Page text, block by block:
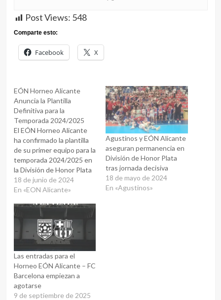
Post Views: 548
Comparte esto:
Facebook X
EÓN Horneo Alicante
Anuncia la Plantilla
Definitiva para la
Temporada 2024/2025
El EÓN Horneo Alicante
ha confirmado la plantilla
de su primer equipo para la
temporada 2024/2025 en
la División de Honor Plata
Masculina. El equipo da la
bienvenida a nuevos
Dimitrievski, Ander
Torriko, James Parker,
Santiago Baronetto,
Agustín Forlino, Josu
Arzoz, Alejandro
Fernández, Aarón
Gutiérrez y Diego Vera.…
18 de junio de 2024
En «EON Alicante»
Agustinos y EÓN Alicante
aseguran permanencia en
División de Honor Plata
tras jornada decisiva
18 de mayo de 2024
En «Agustinos»
Las entradas para el
Horneo EÓN Alicante – FC
Barcelona empiezan a
agotarse
9 de septiembre de 2025